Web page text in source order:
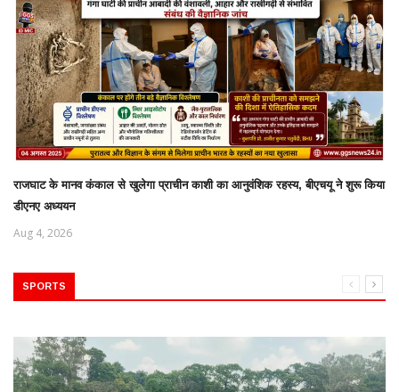
राजघाट के मानव कंकाल से खुलेगा प्राचीन काशी का आनुवंशिक रहस्य, बीएचयू ने शुरू किया
डीएनए अध्ययन
Aug 4, 2026
SPORTS